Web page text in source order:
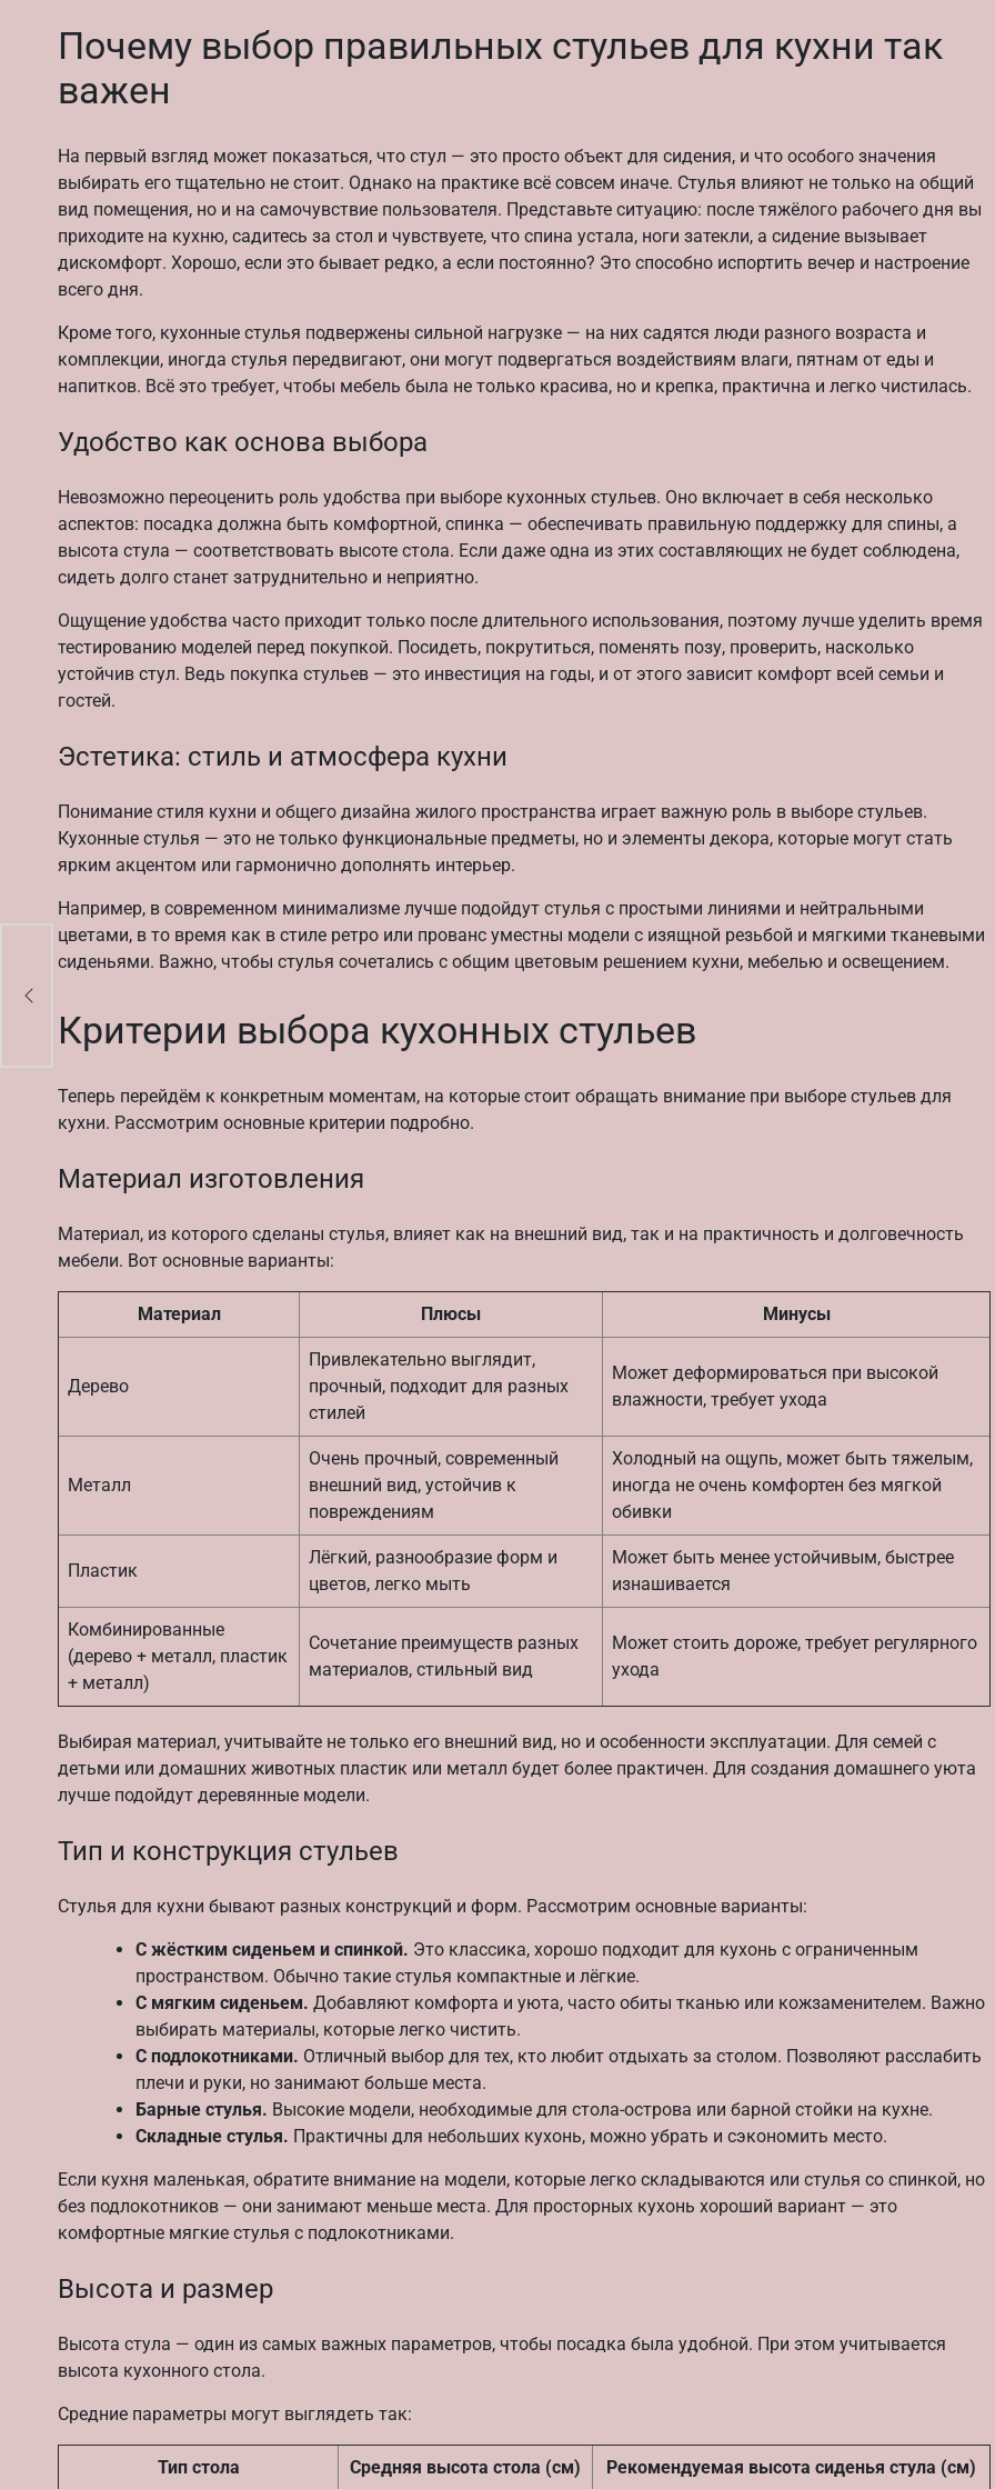
Почему выбор правильных стульев для кухни так
важен
На первый взгляд может показаться, что стул — это просто объект для сидения, и что особого значения
выбирать его тщательно не стоит. Однако на практике всё совсем иначе. Стулья влияют не только на общий
вид помещения, но и на самочувствие пользователя. Представьте ситуацию: после тяжёлого рабочего дня вы
приходите на кухню, садитесь за стол и чувствуете, что спина устала, ноги затекли, а сидение вызывает
дискомфорт. Хорошо, если это бывает редко, а если постоянно? Это способно испортить вечер и настроение
всего дня.
Кроме того, кухонные стулья подвержены сильной нагрузке — на них садятся люди разного возраста и
комплекции, иногда стулья передвигают, они могут подвергаться воздействиям влаги, пятнам от еды и
напитков. Всё это требует, чтобы мебель была не только красива, но и крепка, практична и легко чистилась.
Удобство как основа выбора
Невозможно переоценить роль удобства при выборе кухонных стульев. Оно включает в себя несколько
аспектов: посадка должна быть комфортной, спинка — обеспечивать правильную поддержку для спины, а
высота стула — соответствовать высоте стола. Если даже одна из этих составляющих не будет соблюдена,
сидеть долго станет затруднительно и неприятно.
Ощущение удобства часто приходит только после длительного использования, поэтому лучше уделить время
тестированию моделей перед покупкой. Посидеть, покрутиться, поменять позу, проверить, насколько
устойчив стул. Ведь покупка стульев — это инвестиция на годы, и от этого зависит комфорт всей семьи и
гостей.
Эстетика: стиль и атмосфера кухни
Понимание стиля кухни и общего дизайна жилого пространства играет важную роль в выборе стульев.
Кухонные стулья — это не только функциональные предметы, но и элементы декора, которые могут стать
ярким акцентом или гармонично дополнять интерьер.
Например, в современном минимализме лучше подойдут стулья с простыми линиями и нейтральными
цветами, в то время как в стиле ретро или прованс уместны модели с изящной резьбой и мягкими тканевыми
сиденьями. Важно, чтобы стулья сочетались с общим цветовым решением кухни, мебелью и освещением.
Критерии выбора кухонных стульев
Теперь перейдём к конкретным моментам, на которые стоит обращать внимание при выборе стульев для
кухни. Рассмотрим основные критерии подробно.
Материал изготовления
Материал, из которого сделаны стулья, влияет как на внешний вид, так и на практичность и долговечность
мебели. Вот основные варианты:
Материал Плюсы Минусы
Дерево
Привлекательно выглядит,
прочный, подходит для разных
стилей
Может деформироваться при высокой
влажности, требует ухода
Металл
Очень прочный, современный
внешний вид, устойчив к
повреждениям
Холодный на ощупь, может быть тяжелым,
иногда не очень комфортен без мягкой
обивки
Пластик
Лёгкий, разнообразие форм и
цветов, легко мыть
Может быть менее устойчивым, быстрее
изнашивается
Комбинированные
(дерево + металл, пластик
+ металл)
Сочетание преимуществ разных
материалов, стильный вид
Может стоить дороже, требует регулярного
ухода
Выбирая материал, учитывайте не только его внешний вид, но и особенности эксплуатации. Для семей с
детьми или домашних животных пластик или металл будет более практичен. Для создания домашнего уюта
лучше подойдут деревянные модели.
Тип и конструкция стульев
Стулья для кухни бывают разных конструкций и форм. Рассмотрим основные варианты:
С жёстким сиденьем и спинкой. Это классика, хорошо подходит для кухонь с ограниченным
пространством. Обычно такие стулья компактные и лёгкие.
С мягким сиденьем. Добавляют комфорта и уюта, часто обиты тканью или кожзаменителем. Важно
выбирать материалы, которые легко чистить.
С подлокотниками. Отличный выбор для тех, кто любит отдыхать за столом. Позволяют расслабить
плечи и руки, но занимают больше места.
Барные стулья. Высокие модели, необходимые для стола-острова или барной стойки на кухне.
Складные стулья. Практичны для небольших кухонь, можно убрать и сэкономить место.
Если кухня маленькая, обратите внимание на модели, которые легко складываются или стулья со спинкой, но
без подлокотников — они занимают меньше места. Для просторных кухонь хороший вариант — это
комфортные мягкие стулья с подлокотниками.
Высота и размер
Высота стула — один из самых важных параметров, чтобы посадка была удобной. При этом учитывается
высота кухонного стола.
Средние параметры могут выглядеть так:
Тип стола Средняя высота стола (см) Рекомендуемая высота сиденья стула (см)